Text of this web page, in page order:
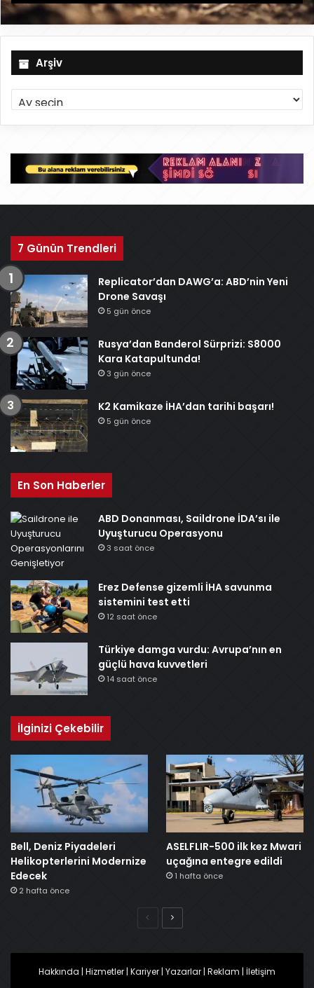
Arşiv
r
ş
v
7 Günün Trendleri
Replicator’dan DAWG’a: ABD’nin Yeni
Drone Savaşı
5 gün önce
Rusya’dan Banderol Sürprizi: S8000
Kara Katapultunda!
3 gün önce
K2 Kamikaze İHA’dan tarihi başarı!
5 gün önce
En Son Haberler
ABD Donanması, Saildrone İDA’sı ile
Uyuşturucu Operasyonu
3 saat önce
Erez Defense gizemli İHA savunma
sistemini test etti
12 saat önce
Türkiye damga vurdu: Avrupa’nın en
güçlü hava kuvvetleri
14 saat önce
İlginizi Çekebilir
Bell, Deniz Piyadeleri
Helikopterlerini Modernize
Edecek
2 hafta önce
ASELFLIR-500 ilk kez Mwari
uçağına entegre edildi
1 hafta önce
ÖncekiSonraki
Hakkında | Hizmetler | Kariyer | Yazarlar | Reklam | İletişim